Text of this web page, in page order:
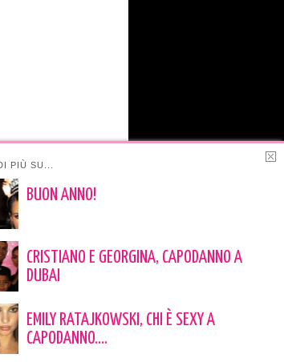
PIÙ SU...
BUON ANNO!
CRISTIANO E GEORGINA, CAPODANNO A
DUBAI
EMILY RATAJKOWSKI, CHI È SEXY A
CAPODANNO….